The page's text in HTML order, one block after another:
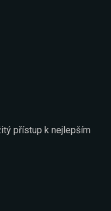
přístup k nejlepším